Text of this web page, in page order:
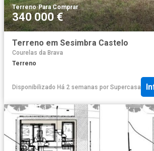
Terreno·Para Comprar
340 000 €
Terreno em Sesimbra Castelo
Courelas da Brava
Terreno
Disponibilizado Há 2 semanas por Supercasa